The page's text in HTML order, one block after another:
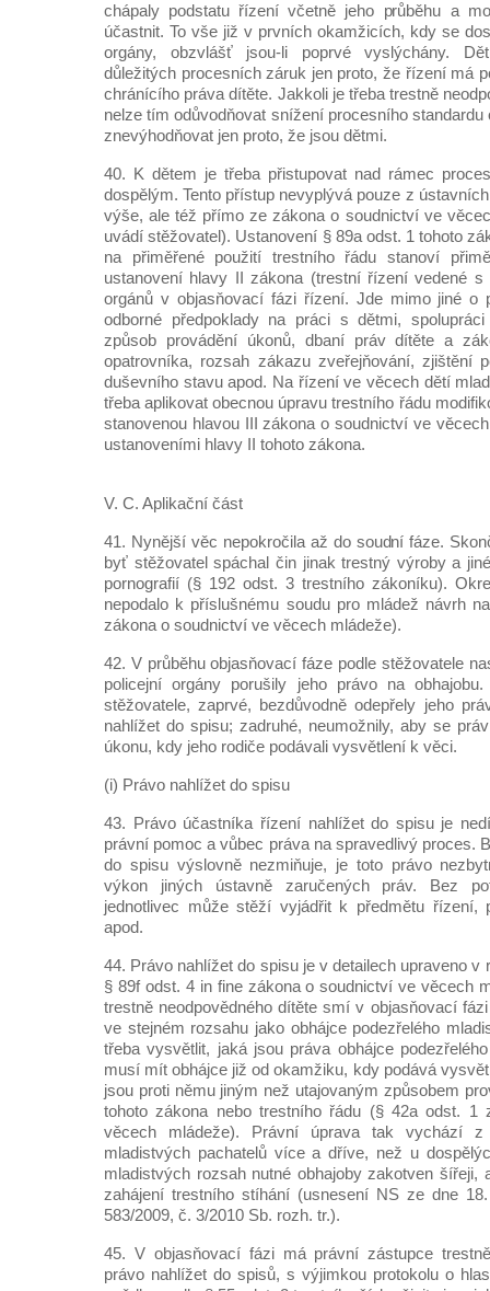
chápaly podstatu řízení včetně jeho průběhu a
účastnit. To vše již v prvních okamžicích, kdy se
orgány, obzvlášť jsou-li poprvé vyslýchány.
důležitých procesních záruk jen proto, že řízení má
chránícího práva dítěte. Jakkoli je třeba trestně
nelze tím odůvodňovat snížení procesního standardu
znevýhodňovat jen proto, že jsou dětmi.
40. K dětem je třeba přistupovat nad rámec
dospělým. Tento přístup nevyplývá pouze z
výše, ale též přímo ze zákona o soudnictví ve
uvádí stěžovatel). Ustanovení § 89a odst. 1 tohoto
na přiměřené použití trestního řádu stanoví
ustanovení hlavy II zákona (trestní řízení vedené s
orgánů v objasňovací fázi řízení. Jde mimo jiné o
odborné předpoklady na práci s dětmi,
způsob provádění úkonů, dbaní práv dítěte a
opatrovníka, rozsah zákazu zveřejňování, zjištění
duševního stavu apod. Na řízení ve věcech dětí
třeba aplikovat obecnou úpravu trestního řádu
stanovenou hlavou III zákona o soudnictví ve
ustanoveními hlavy II tohoto zákona.
V. C. Aplikační část
41. Nynější věc nepokročila až do soudní fáze.
byť stěžovatel spáchal čin jinak trestný výroby a
pornografií (§ 192 odst. 3 trestního zákoníku).
nepodalo k příslušnému soudu pro mládež návrh
zákona o soudnictví ve věcech mládeže).
42. V průběhu objasňovací fáze podle stěžovatele
policejní orgány porušily jeho právo na
stěžovatele, zaprvé, bezdůvodně odepřely jeho
nahlížet do spisu; zadruhé, neumožnily, aby se
úkonu, kdy jeho rodiče podávali vysvětlení k věci.
(i) Právo nahlížet do spisu
43. Právo účastníka řízení nahlížet do spisu je
právní pomoc a vůbec práva na spravedlivý proces.
do spisu výslovně nezmiňuje, je toto právo
výkon jiných ústavně zaručených práv. Bez
jednotlivec může stěží vyjádřit k předmětu řízení,
apod.
44. Právo nahlížet do spisu je v detailech upraveno v
§ 89f odst. 4 in fine zákona o soudnictví ve věcech
trestně neodpovědného dítěte smí v objasňovací
ve stejném rozsahu jako obhájce podezřelého
třeba vysvětlit, jaká jsou práva obhájce
musí mít obhájce již od okamžiku, kdy podává
jsou proti němu jiným než utajovaným způsobem
tohoto zákona nebo trestního řádu (§ 42a odst. 1
věcech mládeže). Právní úprava tak vychází z
mladistvých pachatelů více a dříve, než u
mladistvých rozsah nutné obhajoby zakotven šířeji,
zahájení trestního stíhání (usnesení NS ze dne
583/2009, č. 3/2010 Sb. rozh. tr.).
45. V objasňovací fázi má právní zástupce
právo nahlížet do spisů, s výjimkou protokolu o